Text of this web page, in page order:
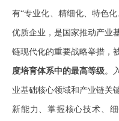
有“专业化、精细化、特色
优质企业，是国家推动产业
链现代化的重要战略举措，
度培育体系中的最高等级。
业基础核心领域和产业链关
新能力、掌握核心技术、